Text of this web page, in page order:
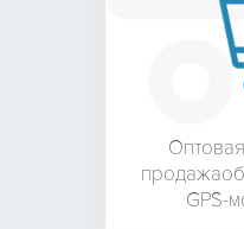
продажа
GPS-